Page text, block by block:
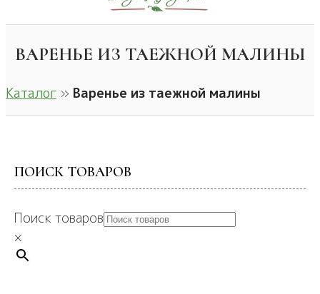
ВАРЕНЬЕ ИЗ ТАЕЖНОЙ МАЛИНЫ
Каталог » Варенье из таежной малины
ПОИСК ТОВАРОВ
Поиск товаров
×